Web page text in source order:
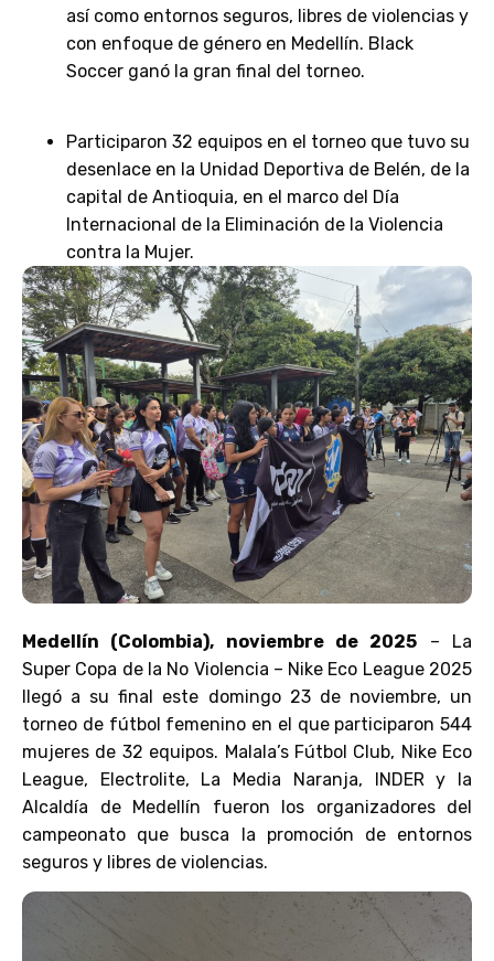
así como entornos seguros, libres de violencias y
con enfoque de género en Medellín. Black
Soccer ganó la gran final del torneo.
Participaron 32 equipos en el torneo que tuvo su
desenlace en la Unidad Deportiva de Belén, de la
capital de Antioquia, en el marco del Día
Internacional de la Eliminación de la Violencia
contra la Mujer.
Medellín (Colombia), noviembre de 2025 – La
Super Copa de la No Violencia – Nike Eco League 2025
llegó a su final este domingo 23 de noviembre, un
torneo de fútbol femenino en el que participaron 544
mujeres de 32 equipos. Malala’s Fútbol Club, Nike Eco
League, Electrolite, La Media Naranja, INDER y la
Alcaldía de Medellín fueron los organizadores del
campeonato que busca la promoción de entornos
seguros y libres de violencias.